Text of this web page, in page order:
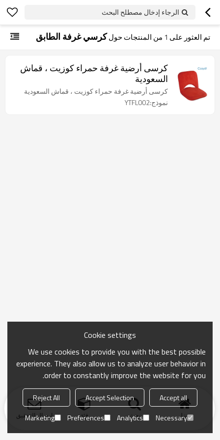
الرجاء إدخال مصطلح البحث
تم العثور على 1 من المنتجات حولكرسي غرفة الطابق
كرسى أرضية غرفة حمراء كوزيت ، قماش
السعودية
كرسى أرضية غرفة حمراء كوزيت ، قماش السعودية
نموذج:YTFL002
منزل بحث فئة ارسال التحقيق
Cookie settings
We use cookies to provide you with the best possible
experience. They also allow us to analyze user behavior in
order to constantly improve the website for you.
Accept all
Accept Selection
Reject All
Necessary
Analytics
Preferences
Marketing